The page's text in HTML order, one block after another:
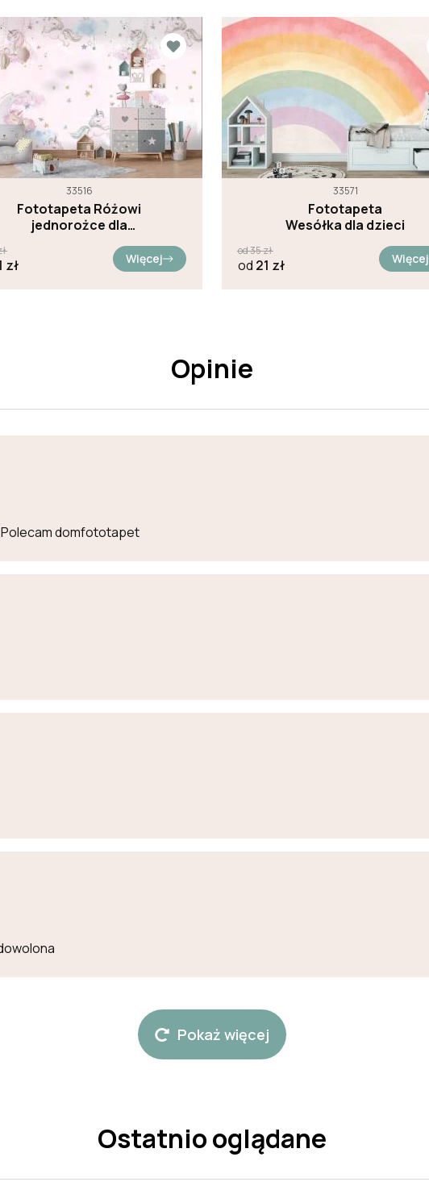
33516
Fototapeta Różowi
jednorożce dla
zł Więcej
33571
Fototapeta
Wesółka dla dzieci
od35zł
od 21 zł Więcej
Opinie
Polecam domfototapet
Pokaż więcej
Ostatnio oglądane